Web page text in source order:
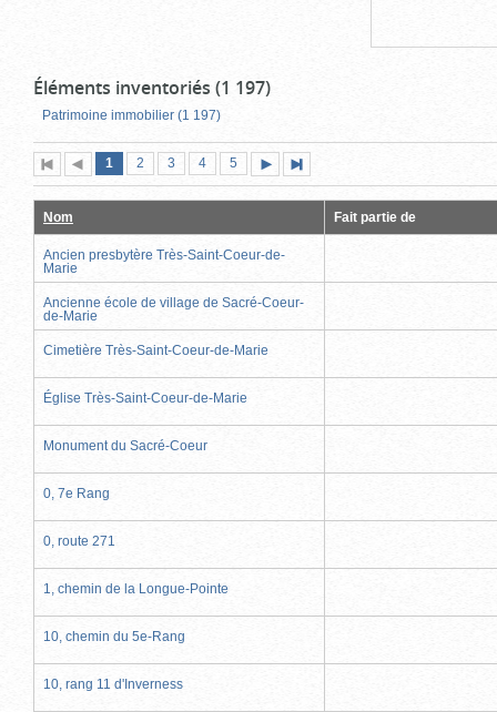
Éléments inventoriés (1 197)
Patrimoine immobilier (1 197)
Première
page
Page
précédente
Page
1 (page
actuelle)
Page
2 Page
3 Page
4 Page
5
suivante
page
Nom Fait partie de
Ancien presbytère Très-Saint-Coeur-de-
Marie
Ancienne école de village de Sacré-Coeur-
de-Marie
Cimetière Très-Saint-Coeur-de-Marie
Église Très-Saint-Coeur-de-Marie
Monument du Sacré-Coeur
0, 7e Rang
0, route 271
1, chemin de la Longue-Pointe
10, chemin du 5e-Rang
10, rang 11 d'Inverness